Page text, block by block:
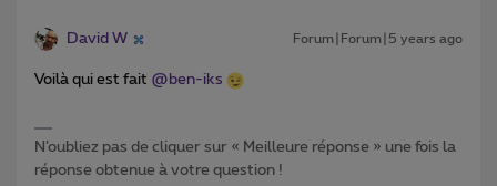
David W Forum|Forum|5 years ago
Voilà qui est fait @ben-iks
N’oubliez pas de cliquer sur « Meilleure réponse » une fois la
réponse obtenue à votre question !